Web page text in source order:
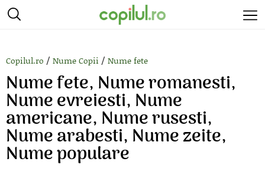
Copilul.ro / Nume Copii / Nume fete
Nume fete, Nume romanesti,
Nume evreiesti, Nume
americane, Nume rusesti,
Nume arabesti, Nume zeite,
Nume populare